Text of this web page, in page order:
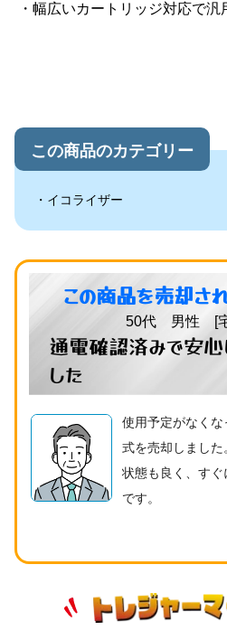
幅広いカートリッジ対応で汎
この商品のカテゴリー
イコライザー
この商品を売却さ
50代 男性 [宅
通電確認済みで安心
した
使用予定がなく
式を売却しまし
状態も良く、す
です。